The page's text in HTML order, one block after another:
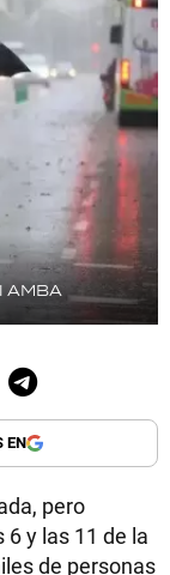
AMBA
EN
pero
y las 11 de la
de personas